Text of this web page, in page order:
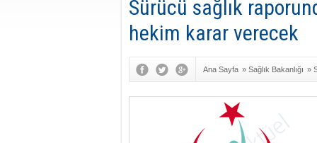
Sürücü sağlık
hekim karar verecek
Ana Sayfa » Sağlık Bakanlığı »
Müdürlüğü